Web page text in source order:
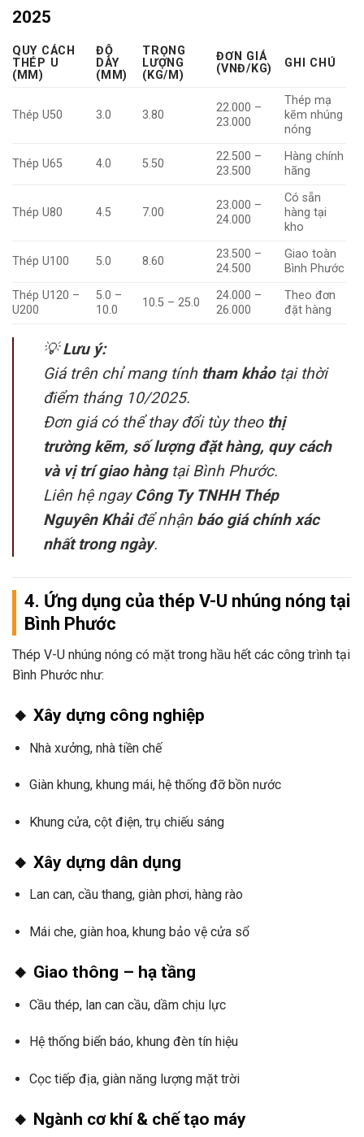
2025
QUY CÁCH
THÉP U
(MM)
ĐỘ
DÀY
(MM)
TRỌNG
LƯỢNG
(KG/M)
ĐƠN GIÁ
(VNĐ/KG)
GHI CHÚ
Thép U50 3.0 3.80
22.000 –
23.000
Thép mạ
kẽm nhúng
nóng
Thép U65 4.0 5.50
22.500 –
23.500
Hàng chính
hãng
Thép U80 4.5 7.00
23.000 –
24.000
Có sẵn
hàng tại
kho
Thép U100 5.0 8.60
23.500 –
24.500
Giao toàn
Bình Phước
Thép U120 –
U200
5.0 –
10.0
10.5 – 25.0
24.000 –
26.000
Theo đơn
đặt hàng
💡Lưu ý:
Giá trên chỉ mang tính tham khảotại thời
điểm tháng 10/2025.
Đơn giá có thể thay đổi tùy theo thị
trường kẽm, số lượng đặt hàng, quy cách
và vị trí giao hàngtại Bình Phước.
Liên hệ ngay Công Ty TNHH Thép
Nguyên Khảiđể nhận báo giá chính xác
nhất trong ngày.
4. Ứng dụng của thép V-U nhúng nóng tại
Bình Phước
Thép V-U nhúng nóng có mặt trong hầu hết các công trình tại
Bình Phước như:
🔸 Xây dựng công nghiệp
Nhà xưởng, nhà tiền chế
Giàn khung, khung mái, hệ thống đỡ bồn nước
Khung cửa, cột điện, trụ chiếu sáng
🔸 Xây dựng dân dụng
Lan can, cầu thang, giàn phơi, hàng rào
Mái che, giàn hoa, khung bảo vệ cửa sổ
🔸 Giao thông – hạ tầng
Cầu thép, lan can cầu, dầm chịu lực
Hệ thống biển báo, khung đèn tín hiệu
Cọc tiếp địa, giàn năng lượng mặt trời
🔸 Ngành cơ khí & chế tạo máy